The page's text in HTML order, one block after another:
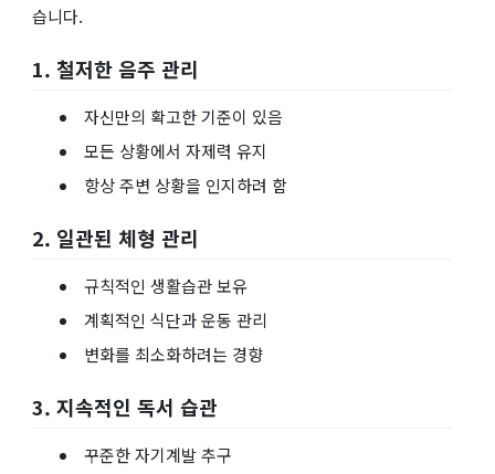
습니다.
1. 철저한 음주 관리
자신만의 확고한 기준이 있음
모든 상황에서 자제력 유지
항상 주변 상황을 인지하려 함
2. 일관된 체형 관리
규칙적인 생활습관 보유
계획적인 식단과 운동 관리
변화를 최소화하려는 경향
3. 지속적인 독서 습관
꾸준한 자기계발 추구